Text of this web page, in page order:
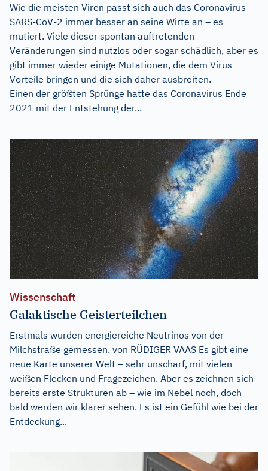
Wie die meisten Viren passt sich auch das Coronavirus
SARS-CoV-2 immer besser an seine Wirte an – es
mutiert. Viele dieser spontan auftretenden
Veränderungen sind nutzlos oder sogar schädlich, aber es
gibt immer wieder einige Mutationen, die dem Virus
Vorteile bringen und die sich daher ausbreiten.
Einen der größten Sprünge hatte das Coronavirus Ende
2021 mit der Entstehung der...
Wissenschaft
Galaktische Geisterteilchen
Erstmals wurden energiereiche Neutrinos von der
Milchstraße gemessen. von RÜDIGER VAAS Es gibt eine
neue Karte unserer Welt – sehr unscharf, mit vielen
weißen Flecken und Fragezeichen. Aber es zeichnen sich
bereits erste Strukturen ab – wie im Nebel noch, doch
bald werden wir klarer sehen. Es ist ein Gefühl wie bei der
Entdeckung...